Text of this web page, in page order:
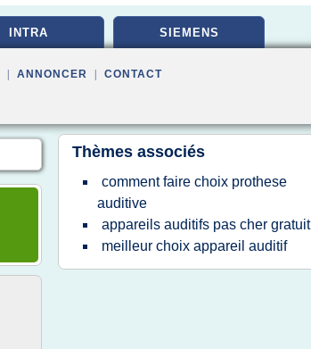
INTRA SIEMENS
ANNONCER CONTACT
Thèmes associés
comment faire choix prothese
auditive
appareils auditifs pas cher gratuit
meilleur choix appareil auditif